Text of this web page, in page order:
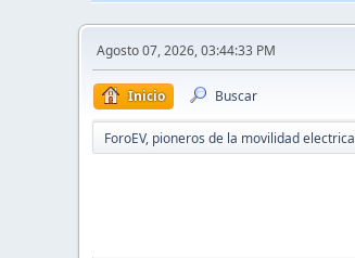
Agosto 07, 2026, 03:44:33 PM
Inicio Buscar
ForoEV, pioneros de la movilidad electrica